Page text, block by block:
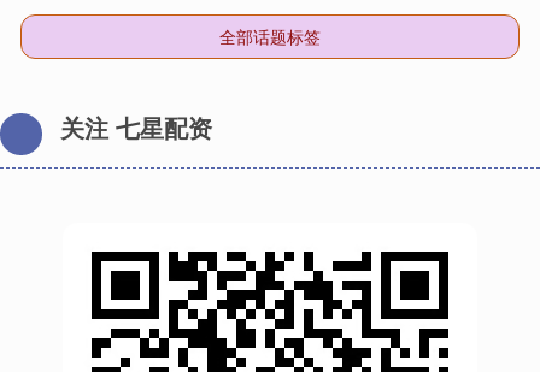
全部话题标签
关注 七星配资